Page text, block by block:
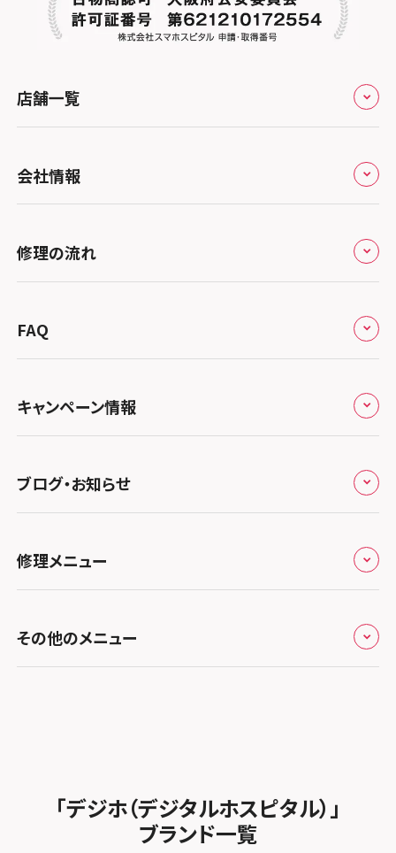
店舗一覧
北海道・東北
スマホスピタル大丸札幌
関東
スマホスピタル宇都宮
スマホスピタル 高崎
スマホスピタル鴻巣
スマホスピタル テルル三芳
スマホスピタル 熊谷
スマホスピタル ゲオデジタルベース川口元郷
スマホスピタル埼玉大宮
スマホスピタル テルル蒲生
スマホスピタル テルル新越谷
スマホスピタル テルル草加花栗
スマホスピタル テルル東川口
スマホスピタル テルル松戸五香
北陸・甲信越
スマホスピタルアル・プラザ小松
スマホスピタル 北陸総合修理センター
スマホスピタル 長野
東海
スマホスピタル岐阜
スマホスピタル 浜松
スマホスピタル静岡パルコ
スマホスピタル 藤枝
スマホスピタル名古屋駅前
スマホスピタル名古屋金山
スマホスピタル 大府
スマホスピタル 西枇杷島
スマホスピタル平和が丘
スマホスピタル春日井勝川
関西
スマホスピタル 大阪梅田
スマホスピタル by デジホ 梅田地下（うめちか）
スマホスピタル京橋
スマホスピタル難波
スマホスピタルイオンタウン茨木太田
スマホスピタル住道オペラパーク
スマホスピタル東大阪ロンモール布施
中国・四国
スマホスピタル岡山駅前
スマホスピタル西条
スマホスピタル by デジホ マークイズ福岡もも
ち
スマホスピタル福岡天神
スマホスピタル熊本下通
スマホスピタル GODOモバイル大分府内町
会社情報
会社概要
総務省登録業者
特定商取引法に関する表記
プライバシーポリシー
郵送修理依頼
修理の流れ
郵送修理の流れ
FAQ
キャンペーン情報
キャンペーン一覧
ブログ・お知らせ
お知らせ
修理メニュー
iPhone修理メニュー
MacBook修理メニュー
その他のメニュー
FCNTスマートフォン修理
「デジホ（デジタルホスピタル）」
ブランド一覧